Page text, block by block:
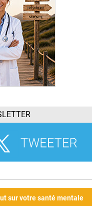
sur votre santé mentale